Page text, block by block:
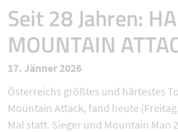
Seit 28 Jahren:
MOUNTAIN
17. Jänner 2026
Österreichs größtes und härtestes
Mountain Attack, fand heute
Mal statt. Sieger und Mountain Man